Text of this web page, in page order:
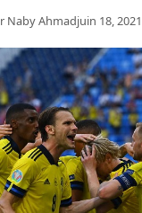
Naby Ahmadjuin 18, 2021